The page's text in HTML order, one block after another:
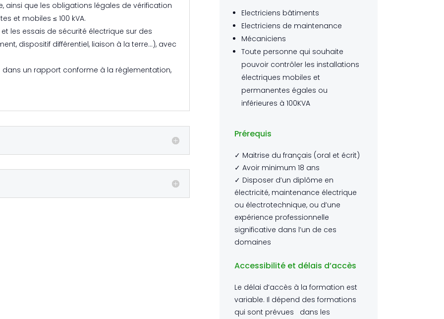
que les obligations légales de vérification
et mobiles ≤ 100 kVA.
les essais de sécurité électrique sur des
dispositif différentiel, liaison à la terre…), avec
un rapport conforme à la réglementation,
Electriciens bâtiments
Electriciens de maintenance
Mécaniciens
Toute personne qui souhaite
pouvoir contrôler les installations
électriques mobiles et
permanentes égales ou
inférieures à 100KVA
Prérequis
✓ Maitrise du français (oral et écrit)
✓ Avoir minimum 18 ans
✓ Disposer d’un diplôme en
électricité, maintenance électrique
ou électrotechnique, ou d’une
expérience professionnelle
significative dans l’un de ces
domaines
Accessibilité et délais d’accès
Le délai d’accès à la formation est
variable. Il dépend des formations
qui sont prévues dans les